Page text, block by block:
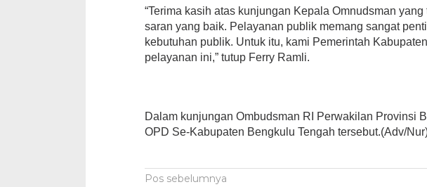
“Terima kasih atas kunjungan Kepala Omnudsman
saran yang baik. Pelayanan publik memang sangat
kebutuhan publik. Untuk itu, kami Pemerintah
pelayanan ini,” tutup Ferry Ramli.
Dalam kunjungan Ombudsman RI Perwakilan Provinsi
OPD Se-Kabupaten Bengkulu Tengah tersebut.(Adv/
Navigasi
Pos sebelumnya